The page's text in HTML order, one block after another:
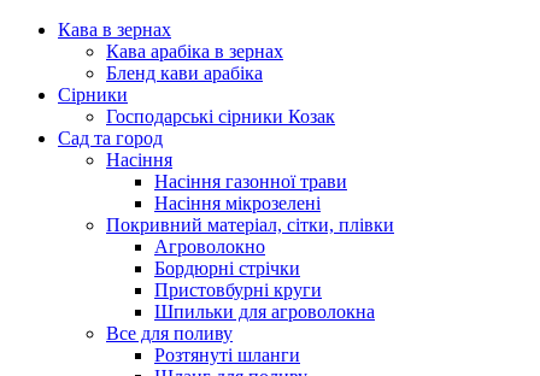
Кава в зернах
Кава арабіка в зернах
Бленд кави арабіка
Сірники
Господарські сірники Козак
Сад та город
Насіння
Насіння газонної трави
Насіння мікрозелені
Покривний матеріал, сітки, плівки
Агроволокно
Бордюрні стрічки
Пристовбурні круги
Шпильки для агроволокна
Все для поливу
Розтянуті шланги